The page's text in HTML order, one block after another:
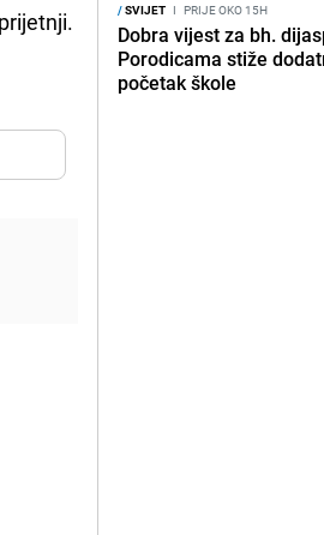
/SVIJET I PRIJE OKO 15H
Dobra vijest za bh.
Porodicama stiže
početak škole